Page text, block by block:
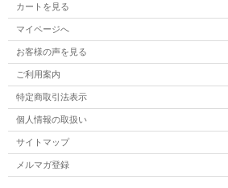
カートを見る
マイページへ
お客様の声を見る
ご利用案内
特定商取引法表示
個人情報の取扱い
サイトマップ
メルマガ登録